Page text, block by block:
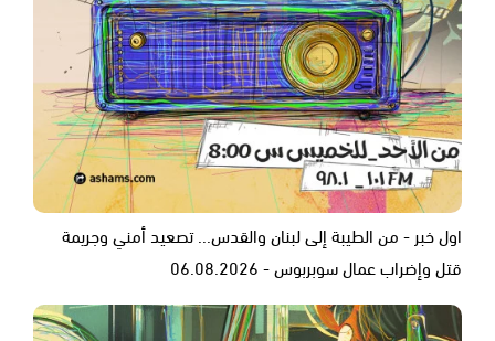
اول خبر - من الطيبة إلى لبنان والقدس... تصعيد أمني وجريمة
قتل وإضراب عمال سوبربوس - 06.08.2026